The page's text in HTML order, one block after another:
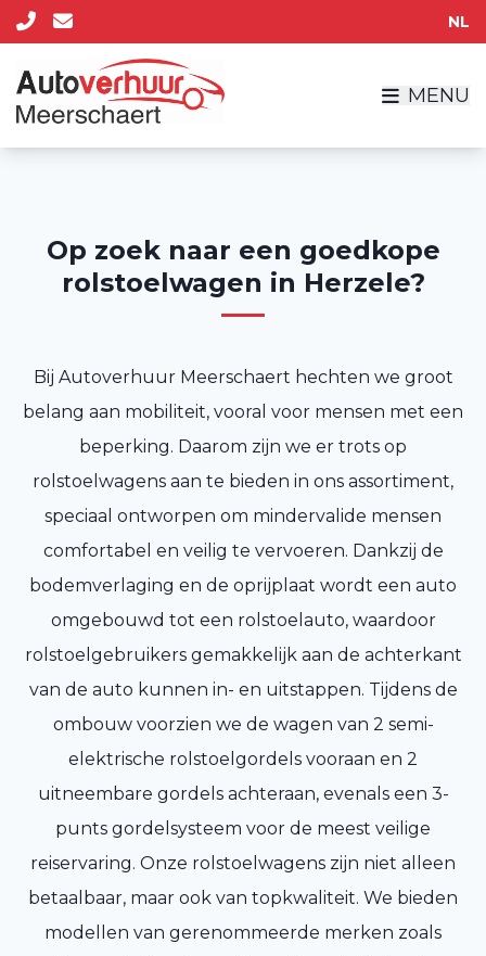
NL
MENU
Op zoek naar een goedkope
rolstoelwagen in Herzele?
Bij Autoverhuur Meerschaert hechten we groot
belang aan mobiliteit, vooral voor mensen met een
beperking. Daarom zijn we er trots op
rolstoelwagens aan te bieden in ons assortiment,
speciaal ontworpen om mindervalide mensen
comfortabel en veilig te vervoeren. Dankzij de
bodemverlaging en de oprijplaat wordt een auto
omgebouwd tot een rolstoelauto, waardoor
rolstoelgebruikers gemakkelijk aan de achterkant
van de auto kunnen in- en uitstappen. Tijdens de
ombouw voorzien we de wagen van 2 semi-
elektrische rolstoelgordels vooraan en 2
uitneembare gordels achteraan, evenals een 3-
punts gordelsysteem voor de meest veilige
reiservaring. Onze rolstoelwagens zijn niet alleen
betaalbaar, maar ook van topkwaliteit. We bieden
modellen van gerenommeerde merken zoals